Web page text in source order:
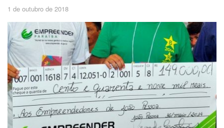
1 de outubro de 2018